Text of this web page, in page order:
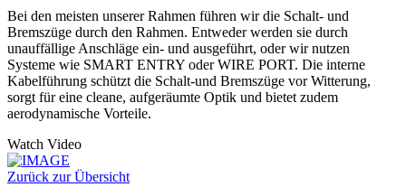
Bei den meisten unserer Rahmen führen wir die Schalt- und
Bremszüge durch den Rahmen. Entweder werden sie durch
unauffällige Anschläge ein- und ausgeführt, oder wir nutzen
Systeme wie SMART ENTRY oder WIRE PORT. Die interne
Kabelführung schützt die Schalt-und Bremszüge vor Witterung,
sorgt für eine cleane, aufgeräumte Optik und bietet zudem
aerodynamische Vorteile.
Watch Video
Zurück zur Übersicht